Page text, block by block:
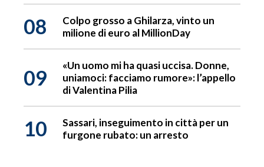
08
Colpo grosso a Ghilarza, vinto un
milione di euro al MillionDay
09
«Un uomo mi ha quasi uccisa. Donne,
uniamoci: facciamo rumore»: l’appello
di Valentina Pilia
10
Sassari, inseguimento in città per un
furgone rubato: un arresto